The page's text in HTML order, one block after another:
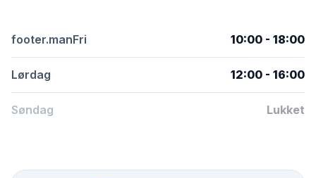
footer.manFri 10:00 - 18:00
Lørdag 12:00 - 16:00
Søndag Lukket